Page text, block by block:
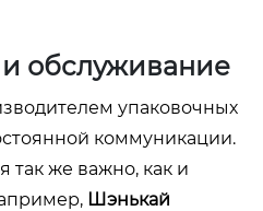
обслуживание
упаковочных
коммуникации.
так же важно, как и
Шэнькай